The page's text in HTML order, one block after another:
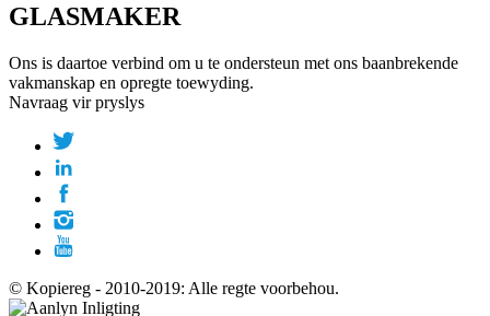
GLASMAKER
Ons is daartoe verbind om u te ondersteun met ons baanbrekende
vakmanskap en opregte toewyding.
Navraag vir pryslys
© Kopiereg - 2010-2019: Alle regte voorbehou.